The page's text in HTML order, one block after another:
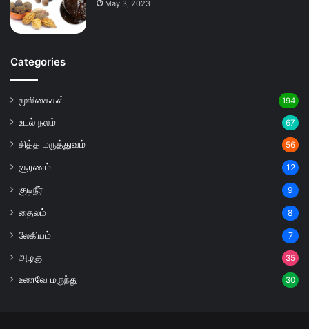
May 3, 2023
Categories
மூலிகைகள் 194
உடல் நலம் 67
சித்த மருத்துவம் 56
சூரணம் 12
குடிநீர் 9
தைலம் 8
லேகியம் 7
அழகு 35
உணவே மருந்து 30